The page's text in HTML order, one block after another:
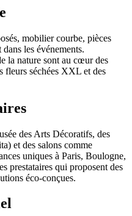
mobilier courbe, pièces
les événements.
la nature sont au cœur des
fleurs séchées XXL et des
des Arts Décoratifs, des
et des salons comme
uniques à Paris, Boulogne,
prestataires qui proposent des
éco-conçues.